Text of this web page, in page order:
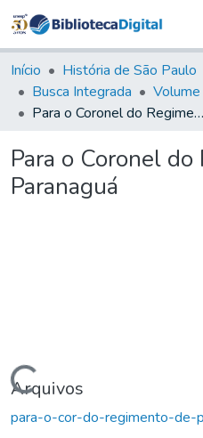
&
Início História de São Paulo
Busca Integrada
Para o Coronel do Regimento de Paranaguá
Para o Coronel
Paranaguá
Carregando...
Arquivos
para-o-cor-do-regimento-de-